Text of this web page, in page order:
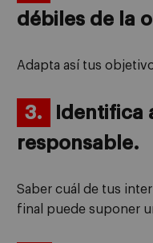
débiles de la
Adapta así tus
3.
Identifica
responsable.
Saber cuál de tus
final puede suponer